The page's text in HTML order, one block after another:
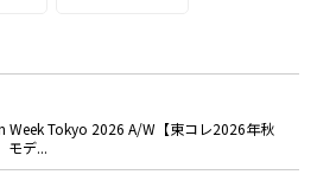
Week Tokyo 2026 A/W【東コレ2026年秋
モデ...